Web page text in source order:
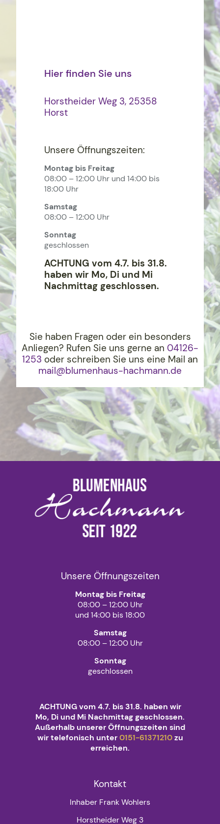
Hier finden Sie uns
Horstheider Weg 3, 25358
Horst
Unsere Öffnungszeiten:
Montag bis Freitag
08:00 – 12:00 Uhr und 14:00 bis
18:00 Uhr
Samstag
08:00 – 12:00 Uhr
Sonntag
geschlossen
ACHTUNG vom 4.7. bis 31.8.
haben wir Mo, Di und Mi
Nachmittag geschlossen.
Sie haben Fragen oder ein besonders
Anliegen? Rufen Sie uns gerne an 04126-
1253 oder schreiben Sie uns eine Mail an
mail@blumenhaus-hachmann.de
Unsere Öffnungszeiten
Montag bis Freitag
08:00 – 12:00 Uhr
und 14:00 bis 18:00
Samstag
08:00 – 12:00 Uhr
Sonntag
geschlossen
ACHTUNG vom 4.7. bis 31.8. haben wir
Mo, Di und Mi Nachmittag geschlossen.
Außerhalb unserer Öffnungszeiten sind
wir telefonisch unter0151-61371210zu
erreichen.
Kontakt
Inhaber Frank Wohlers
Horstheider Weg 3